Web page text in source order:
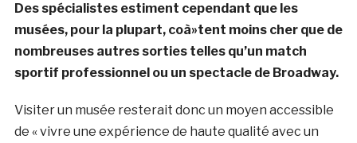
Des spécialistes estiment cependant que les
musées, pour la plupart, coà»tent moins cher que de
nombreuses autres sorties telles qu’un match
sportif professionnel ou un spectacle de Broadway.
Visiter un musée resterait donc un moyen accessible
de « vivre une expérience de haute qualité avec un